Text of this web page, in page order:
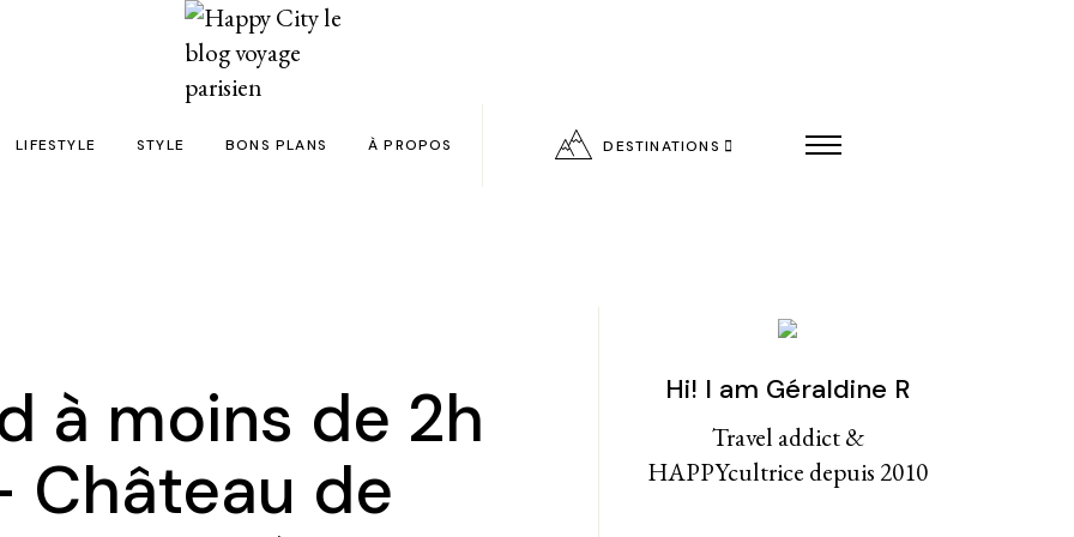
en 24h chrono
filles
LIFESTYLE
Livres
Shopping
Kids
STYLE
Tattoos
BONS PLANS À PROPOS
Politique de confidentialité
DESTINATIONS
à moins de 2h
Château de
Hi! I am Géraldine R
Travel addict &
HAPPYcultrice depuis 2010